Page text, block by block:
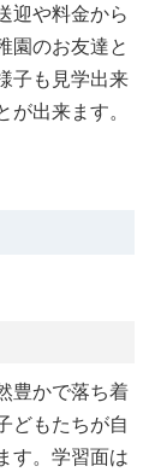
迎や料金から
園のお友達と
子も見学出来
出来ます。
豊かで落ち着
どもたちが自
す。学習面は